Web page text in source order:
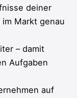
deiner
Markt genau
– damit
Aufgaben
auf